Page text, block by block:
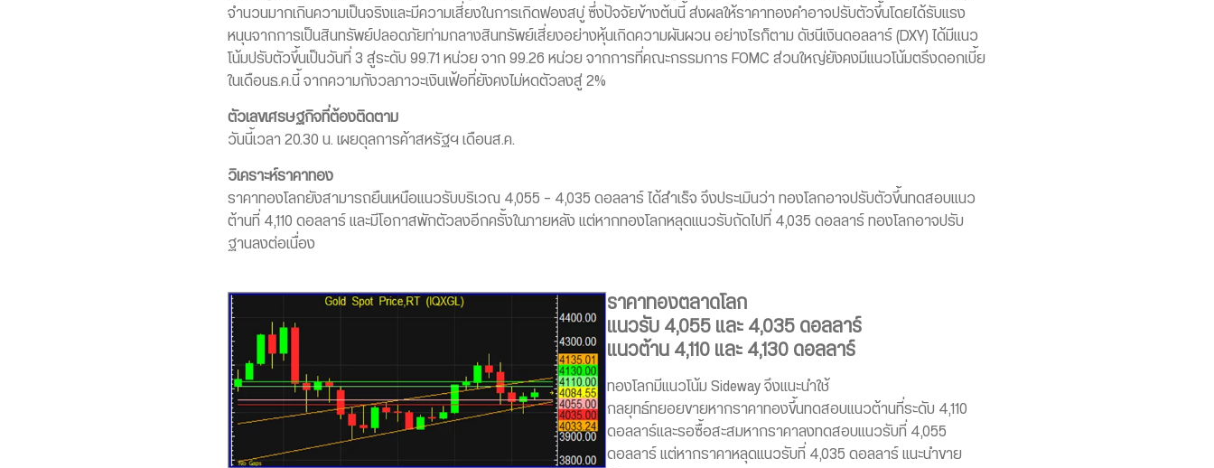
จำนวนมากเกินความเป็นจริงและมีความเสี่ยงในการเกิดฟองสบู่ ซึ่งปัจจัยข้างต้นนี้ ส่งผลให้ราคาทองคำอาจปรับตัวขึ้นโดยได้รับแรง
หนุนจากการเป็นสินทรัพย์ปลอดภัยท่ามกลางสินทรัพย์เสี่ยงอย่างหุ้นเกิดความผันผวน อย่างไรก็ตาม ดัชนีเงินดอลลาร์ (DXY) ได้มีแนว
โน้มปรับตัวขึ้นเป็นวันที่ 3 สู่ระดับ 99.71 หน่วย จาก 99.26 หน่วย จากการที่คณะกรรมการ FOMC ส่วนใหญ่ยังคงมีแนวโน้มตรึงดอกเบี้ย
ในเดือนธ.ค.นี้ จากความกังวลภาวะเงินเฟ้อที่ยังคงไม่หดตัวลงสู่ 2%
ตัวเลขเศรษฐกิจที่ต้องติดตาม
วันนี้เวลา 20.30 น. เผยดุลการค้าสหรัฐฯ เดือนส.ค.
วิเคราะห์ราคาทอง
ราคาทองโลกยังสามารถยืนเหนือแนวรับบริเวณ 4,055 – 4,035 ดอลลาร์ ได้สำเร็จ จึงประเมินว่า ทองโลกอาจปรับตัวขึ้นทดสอบแนว
ต้านที่ 4,110 ดอลลาร์ และมีโอกาสพักตัวลงอีกครั้งในภายหลัง แต่หากทองโลกหลุดแนวรับถัดไปที่ 4,035 ดอลลาร์ ทองโลกอาจปรับ
ฐานลงต่อเนื่อง
ราคาทองตลาดโลก
แนวรับ 4,055 และ 4,035 ดอลลาร์
แนวต้าน 4,110 และ 4,130 ดอลลาร์
ทองโลกมีแนวโน้ม Sideway จึงแนะนำใช้
กลยุทธ์ทยอยขายหากราคาทองขึ้นทดสอบแนวต้านที่ระดับ 4,110
ดอลลาร์และรอซื้อสะสมหากราคาลงทดสอบแนวรับที่ 4,055
ดอลลาร์ แต่หากราคาหลุดแนวรับที่ 4,035 ดอลลาร์ แนะนำขาย